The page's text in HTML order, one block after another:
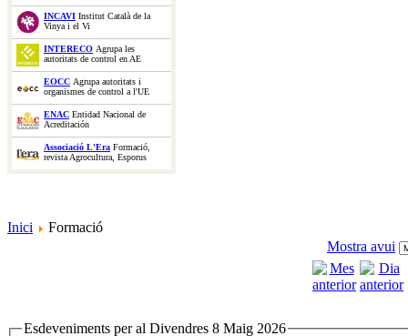
INCAVI Institut Català de la
Vinya i el Vi
INTERECO Agrupa les
autoritats de control en AE
EOCC Agrupa autoritats i
organismes de control a l'UE
ENAC Entidad Nacional de
Acreditación
Associació L'Era Formació,
revista Agrocultura, Esporus
Inici
Formació
Mostra avui
Esdeveniments per al Divendres 8 Maig 2026